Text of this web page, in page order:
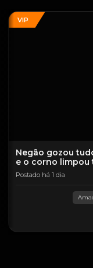
VIP
Negão gozou
e o corno limpou
Postado há 1 dia